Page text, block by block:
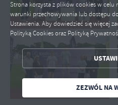
Strona korzysta z plików cookies w celu
warunki przechowywania lub dostępu
Ustawienia. Aby dowiedzieć się więcej
Polityką Cookies oraz Polityką
ZEZWÓL NA
ZEZWÓL NA